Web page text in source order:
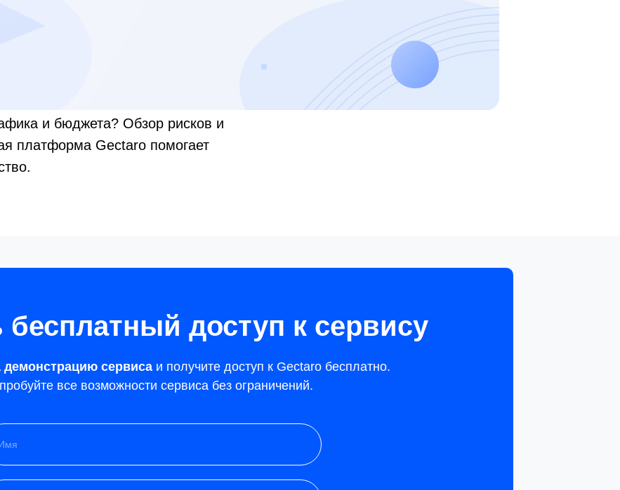
и бюджета? Обзор рисков и
платформа Gectaro помогает
бесплатный доступ к сервису
сервиса и получите доступ к Gectaro бесплатно.
все возможности сервиса без ограничений.